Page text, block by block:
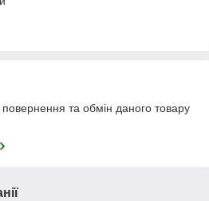
та обмін даного товару